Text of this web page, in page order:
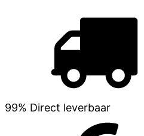
99% Direct leverbaar